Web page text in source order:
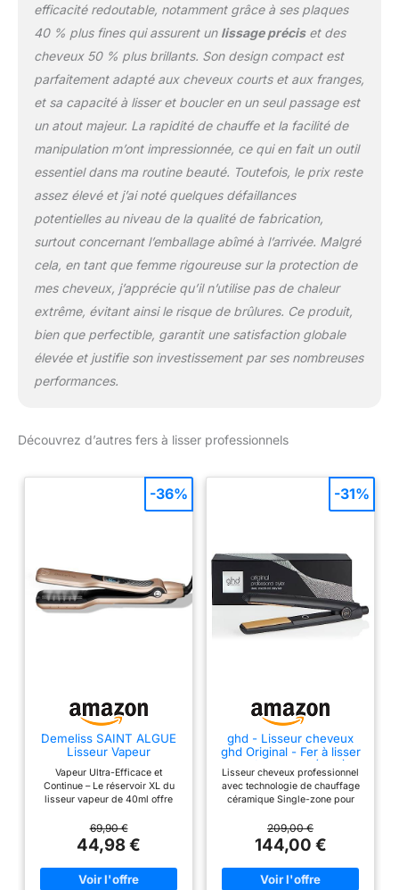
efficacité redoutable, notamment grâce à ses plaques
40 % plus fines qui assurent un lissage préciset des
cheveux 50 % plus brillants. Son design compact est
parfaitement adapté aux cheveux courts et aux franges,
et sa capacité à lisser et boucler en un seul passage est
un atout majeur. La rapidité de chauffe et la facilité de
manipulation m’ont impressionnée, ce qui en fait un outil
essentiel dans ma routine beauté. Toutefois, le prix reste
assez élevé et j’ai noté quelques défaillances
potentielles au niveau de la qualité de fabrication,
surtout concernant l’emballage abîmé à l’arrivée. Malgré
cela, en tant que femme rigoureuse sur la protection de
mes cheveux, j’apprécie qu’il n’utilise pas de chaleur
extrême, évitant ainsi le risque de brûlures. Ce produit,
bien que perfectible, garantit une satisfaction globale
élevée et justifie son investissement par ses nombreuses
performances.
Découvrez d’autres fers à lisser professionnels
Demeliss SAINT ALGUE
Lisseur Vapeur
Titane - Vapeur Ultra
Puissante - Réservoir XL
40ml Intégré - Peigne
Types de Cheveux - 5
Températures -
Vapeur Ultra-Efficace et
Continue – Le réservoir XL du
lisseur vapeur de 40ml offre
puissante et régulière (5g/min),
pour lisser en douceur tout en
préservant l’hydratation
naturelle des cheveux Plaques
Titane Performantes – Les
69,90 €
44,98 €
-36%
ghd - Lisseur cheveux
ghd Original - Fer à lisser
professionnel (Noir)
Lisseur cheveux professionnel
avec technologie de chauffage
céramique Single-zone pour
rapidement Plaques arrondies
et mobiles pour lisser, onduler
ou boucler les cheveux Des
cheveux en bonne santé :
température optimale de
209,00 €
144,00 €
-31%